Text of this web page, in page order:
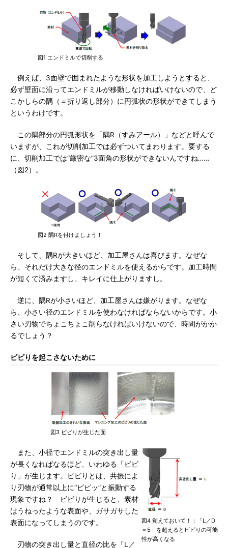
図1 エンドミルで切削する
例えば、3面壁で囲まれたような形状を加工しようとすると、
必ず壁面に沿ってエンドミルが移動しなければいけないので、ど
こかしらの隅（＝折り返し部分）に円弧状の形状ができてしまう
というわけです。
この隅部分の円弧形状を「隅R（すみアール）」などと呼んで
いますが、これが切削加工では必ずついてまわります。要する
に、切削加工では“厳密な”3面角の形状ができないんですね……
（図2）。
図2 隅Rを付けましょう！
そして、隅Rが大きいほど、加工屋さんは喜びます。なぜな
ら、それだけ大きな径のエンドミルを使えるからです。加工時間
が短くて済みますし、キレイに仕上がりますし。
逆に、隅Rが小さいほど、加工屋さんは嫌がります。なぜな
ら、小さい径のエンドミルを使わなければならないからです。小
さい刃物でちょこちょこ削らなければいけないので、時間がかか
るでしょう？
ビビりを起こさないために
図3 ビビりが生じた面
図4 覚えておいて！：「L／D
＝5」を超えるとビビりの可能
性が高くなる
また、小径でエンドミルの突き出し量
が長くなればなるほど、いわゆる「ビビ
り」が生じます。ビビりとは、共振によ
り刃物が通常以上に“ビビッ”と振動する
現象ですね？ ビビりが生じると、素材
はうねったような表面や、ガサガサした
表面になってしまうのです。
刃物の突き出し量と直径の比を「L／